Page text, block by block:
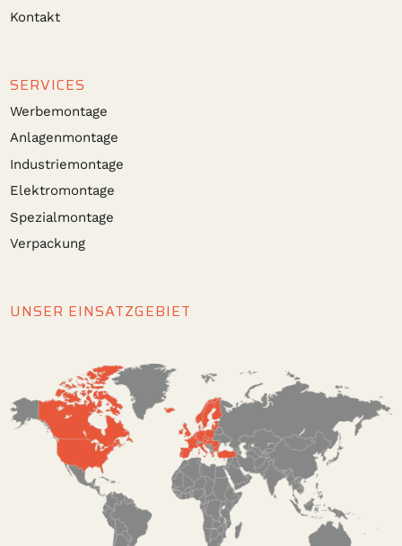
Kontakt
SERVICES
Werbemontage
Anlagenmontage
Industriemontage
Elektromontage
Spezialmontage
Verpackung
UNSER EINSATZGEBIET